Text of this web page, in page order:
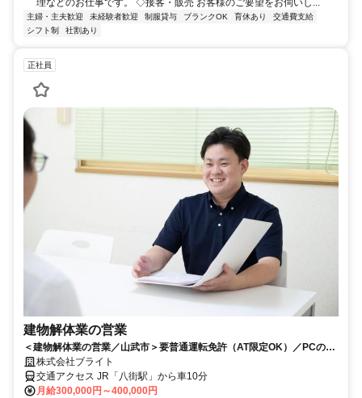
理などのお仕事です。 ◇接客・販売 お客様のご要望をお伺いし...
主婦・主夫歓迎 未経験者歓迎 制服貸与 ブランクOK 育休あり
交通費支給
シフト制
社割あり
正社員
建物解体業の営業
＜建物解体業の営業／山武市＞要普通運転免許（AT限定OK）／PCの基
本操作ができれば未経験の方もOK
株式会社ブライト
交通アクセス JR「八街駅」から車10分
月給300,000円～400,000円